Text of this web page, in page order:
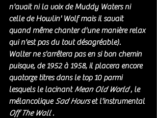
n'avait ni la voix de Muddy Waters ni
celle de Howlin' Wolf mais il savait
quand même chanter d'une manière relax
qui n'est pas du tout désagréable).
Walter ne s'arrêtera pas en si bon chemin
puisque, de 1952 à 1958, il placera encore
quatorze titres dans le top 10 parmi
lesquels le lacinant Mean Old World , le
mélancolique Sad Hours et l'instrumental
Off The Wall .